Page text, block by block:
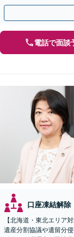
システムもお任せ【完
電話で面談
口座凍結解除
【北海道・東北エリア
遺産分割協議や遺留分